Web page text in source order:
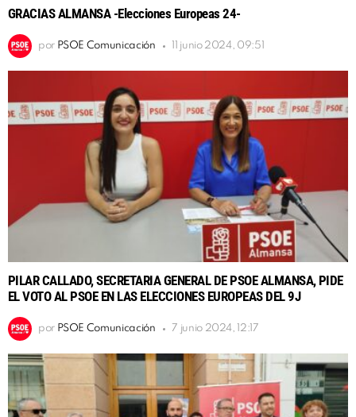
GRACIAS ALMANSA -Elecciones Europeas 24-
por PSOE Comunicación 11 junio 2024, 09:51
PILAR CALLADO, SECRETARIA GENERAL DE PSOE ALMANSA, PIDE
EL VOTO AL PSOE EN LAS ELECCIONES EUROPEAS DEL 9J
por PSOE Comunicación 7 junio 2024, 12:17